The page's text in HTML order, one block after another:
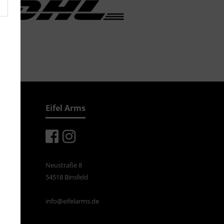
Eifel Arms
Neustraße 8
54518 Binsfeld
info@eifelarms.de